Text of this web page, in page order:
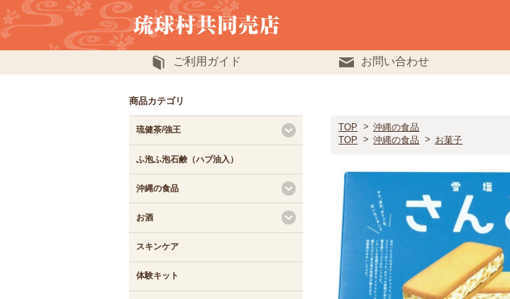
ご利用ガイド お問い合わせ
TOP
沖縄の食品
TOP
沖縄の食品 お菓子
商品カテゴリ
琉健茶/強王
ふ泡ふ泡石鹸（ハブ油入）
沖縄の食品
お酒
スキンケア
体験キット